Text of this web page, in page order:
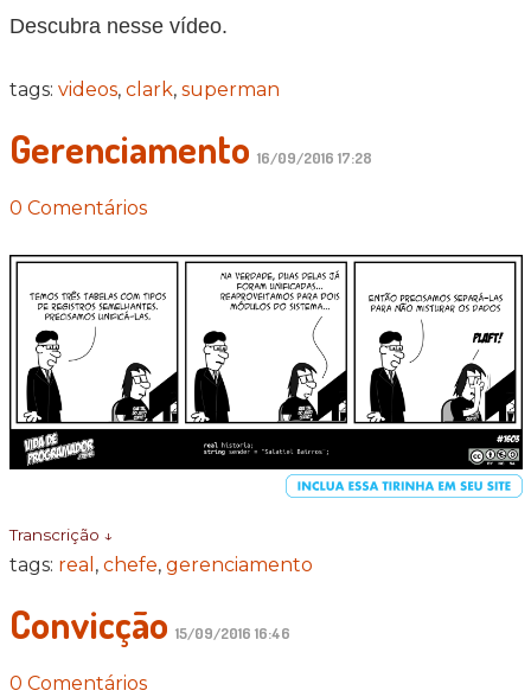
Descubra nesse vídeo.
tags: videos, clark, superman
Gerenciamento 16/09/2016 17:28
0 Comentários
Transcrição ↓
tags: real , chefe, gerenciamento
Convicção 15/09/2016 16:46
0 Comentários